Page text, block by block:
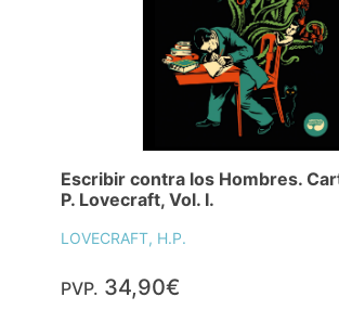
Escribir contra los Hombres.
P. Lovecraft, Vol. I.
LOVECRAFT, H.P.
PVP. 34,90€